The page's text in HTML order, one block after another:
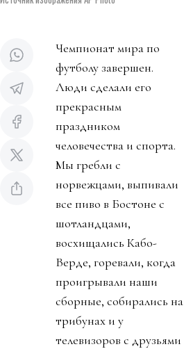
Чемпионат мира по
футболу завершен.
Люди сделали его
прекрасным
праздником
человечества и спорта.
Мы гребли с
норвежцами, выпивали
все пиво в Бостоне с
шотландцами,
восхищались Кабо-
Верде, горевали, когда
проигрывали наши
сборные, собирались на
трибунах и у
телевизоров с друзьями